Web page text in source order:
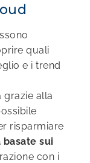
quali
e i trend
grazie alla
risparmiare
sui
con i